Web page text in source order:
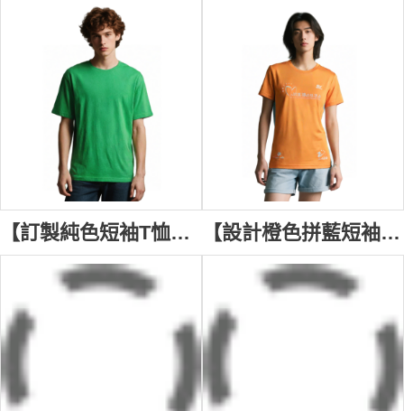
【訂製純色短袖T恤】｜東區醫院｜醫療行業｜綠+灰底色｜圓領設計｜短袖剪裁｜無印花與繡花細節｜純色簡潔設計｜醫務助理｜T恤供應商 T1194 【設計橙色拼藍短袖T恤】｜心晴行動慈善基金｜圓形領口｜短袖款式｜兩側藍色拼接｜前胸白色公益圖案與文字印花｜活動協調員、推廣員｜短袖T恤專門店 T1192